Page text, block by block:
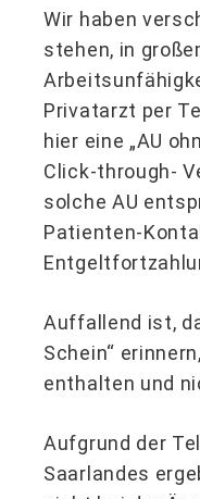
Wir haben
stehen, in
Privatarzt per
hier eine „AU
Click-through-
solche AU
Patienten-
Auffallend ist,
Schein“
enthalten und
Aufgrund der
Saarlandes